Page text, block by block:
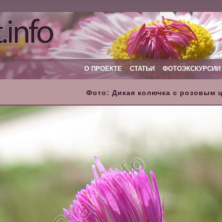
О ПРОЕКТЕ СТАТЬИ ФОТОЭКСКУРСИИ
Фото: Дикая колючка с розовым